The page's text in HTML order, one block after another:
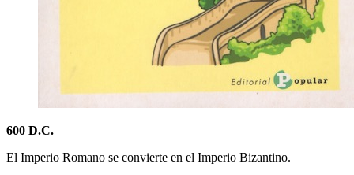
600 D.C.
El Imperio Romano se convierte en el Imperio Bizantino.